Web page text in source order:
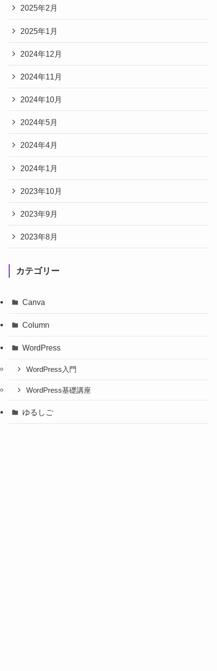
2025年2月
2025年1月
2024年12月
2024年11月
2024年10月
2024年5月
2024年4月
2024年1月
2023年10月
2023年9月
2023年8月
カテゴリー
Canva
Column
WordPress
WordPress入門
WordPress基礎講座
ゆるしご